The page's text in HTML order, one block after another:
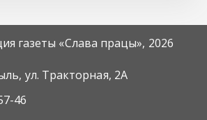
газеты «Слава працы», 2026
ул. Тракторная, 2А
46